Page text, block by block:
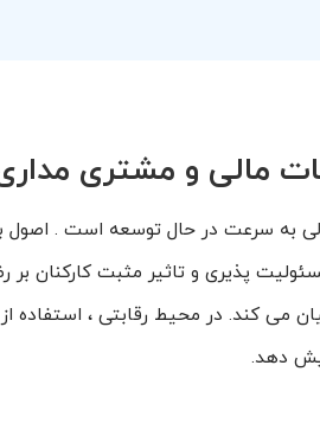
مالی و مشتری
سرعت در حال توسعه است . اصول
پذیری و تاثیر مثبت کارکنان
می کند. در محیط رقابتی ، استفاده از
دهد.